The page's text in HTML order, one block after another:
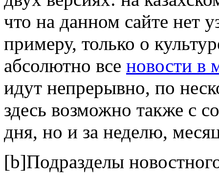
что на данном сайте нет
примеру, только о
абсолютно все новости в
идут непрерывно, по
здесь возможно также с
дня, но и за неделю,
[b]Подразделы